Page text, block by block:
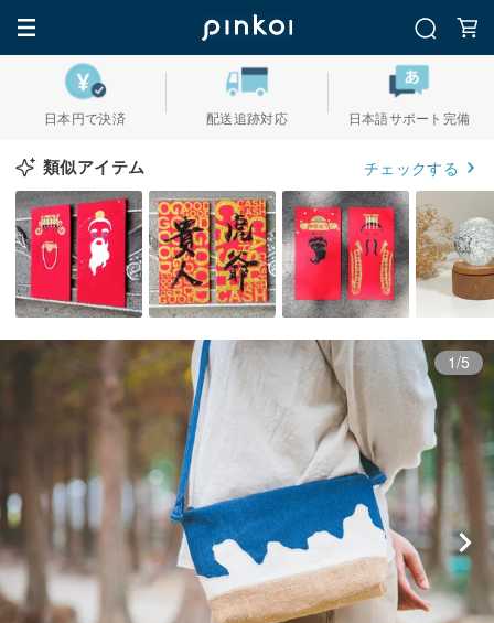
日本円で決済 配送追跡対応 日本語サポート完備
類似アイテム チェックする
1/5